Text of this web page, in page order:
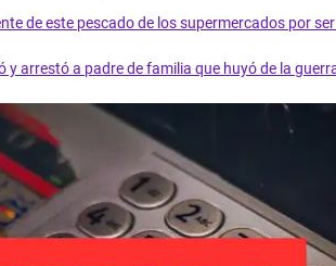
de este pescado de los supermercados por
y arrestó a padre de familia que huyó de la